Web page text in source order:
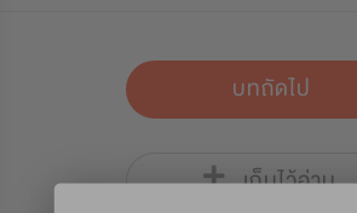
บทถัดไป
เก็บไว้อ่าน